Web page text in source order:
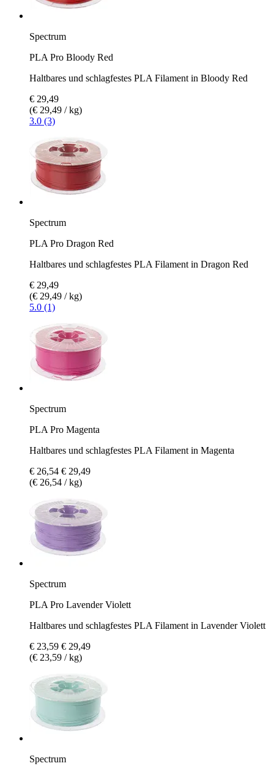
Spectrum
PLA Pro Bloody Red
Haltbares und schlagfestes PLA Filament in Bloody Red
€ 29,49
(€ 29,49 / kg)
3.0 (3)
Spectrum
PLA Pro Dragon Red
Haltbares und schlagfestes PLA Filament in Dragon Red
€ 29,49
(€ 29,49 / kg)
5.0 (1)
Spectrum
PLA Pro Magenta
Haltbares und schlagfestes PLA Filament in Magenta
€ 26,54 € 29,49
(€ 26,54 / kg)
Spectrum
PLA Pro Lavender Violett
Haltbares und schlagfestes PLA Filament in Lavender Violett
€ 23,59 € 29,49
(€ 23,59 / kg)
Spectrum